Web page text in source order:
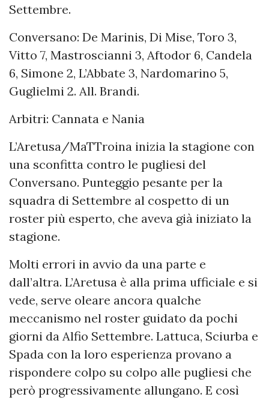
Settembre.
Conversano: De Marinis, Di Mise, Toro 3,
Vitto 7, Mastroscianni 3, Aftodor 6, Candela
6, Simone 2, L’Abbate 3, Nardomarino 5,
Guglielmi 2. All. Brandi.
Arbitri: Cannata e Nania
L’Aretusa/MaTTroina inizia la stagione con
una sconfitta contro le pugliesi del
Conversano. Punteggio pesante per la
squadra di Settembre al cospetto di un
roster più esperto, che aveva già iniziato la
stagione.
Molti errori in avvio da una parte e
dall’altra. L’Aretusa è alla prima ufficiale e si
vede, serve oleare ancora qualche
meccanismo nel roster guidato da pochi
giorni da Alfio Settembre. Lattuca, Sciurba e
Spada con la loro esperienza provano a
rispondere colpo su colpo alle pugliesi che
però progressivamente allungano. E così